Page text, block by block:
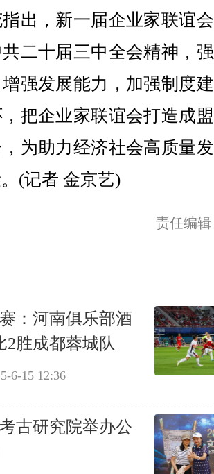
，新一届企业家联谊
二十届三中全会精神，
强发展能力，加强制度
把企业家联谊会打造成
为助力经济社会高质量
(记者 金京艺)
责任编
：河南俱乐部酒
2胜成都蓉城队
6-15 12:36
古研究院举办公